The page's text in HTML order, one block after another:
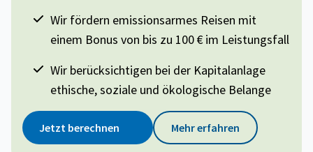
Wir fördern emissionsarmes Reisen mit
einem Bonus von bis zu 100 € im Leistungsfall
Wir berücksichtigen bei der Kapitalanlage
ethische, soziale und ökologische Belange
Jetzt berechnen Mehr erfahren